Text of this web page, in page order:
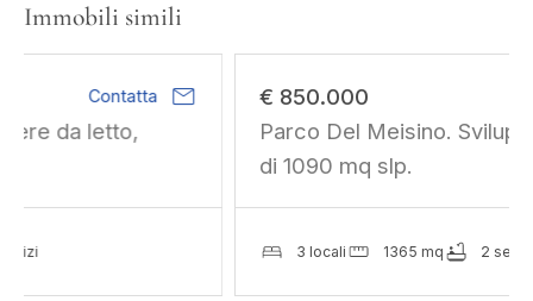
Immobili simili
€ 850.000
Parco Del Meisino. Sviluppo residenziale
2 servizi